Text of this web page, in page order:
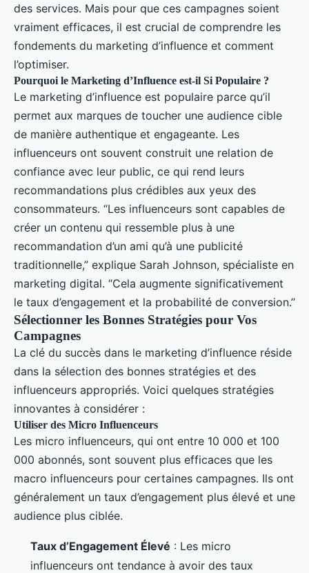
des services. Mais pour que ces campagnes soient
vraiment efficaces, il est crucial de comprendre les
fondements du marketing d’influence et comment
l’optimiser.
Pourquoi le Marketing d’Influence est-il Si Populaire ?
Le marketing d’influence est populaire parce qu’il
permet aux marques de toucher une audience cible
de manière authentique et engageante. Les
influenceurs ont souvent construit une relation de
confiance avec leur public, ce qui rend leurs
recommandations plus crédibles aux yeux des
consommateurs. “Les influenceurs sont capables de
créer un contenu qui ressemble plus à une
recommandation d’un ami qu’à une publicité
traditionnelle,” explique Sarah Johnson, spécialiste en
marketing digital. “Cela augmente significativement
le taux d’engagement et la probabilité de conversion.”
Sélectionner les Bonnes Stratégies pour Vos
Campagnes
La clé du succès dans le marketing d’influence réside
dans la sélection des bonnes stratégies et des
influenceurs appropriés. Voici quelques stratégies
innovantes à considérer :
Utiliser des Micro Influenceurs
Les micro influenceurs, qui ont entre 10 000 et 100
000 abonnés, sont souvent plus efficaces que les
macro influenceurs pour certaines campagnes. Ils ont
généralement un taux d’engagement plus élevé et une
audience plus ciblée.
Taux d’Engagement Élevé : Les micro
influenceurs ont tendance à avoir des taux